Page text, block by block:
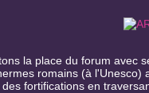
la place du forum avec
romains (à l'Unesco)
des fortifications en